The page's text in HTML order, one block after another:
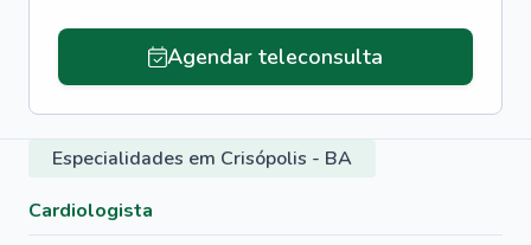
Agendar teleconsulta
Especialidades em Crisópolis - BA
Cardiologista